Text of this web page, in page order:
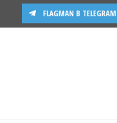
FLAGMAN В TELEGRAM